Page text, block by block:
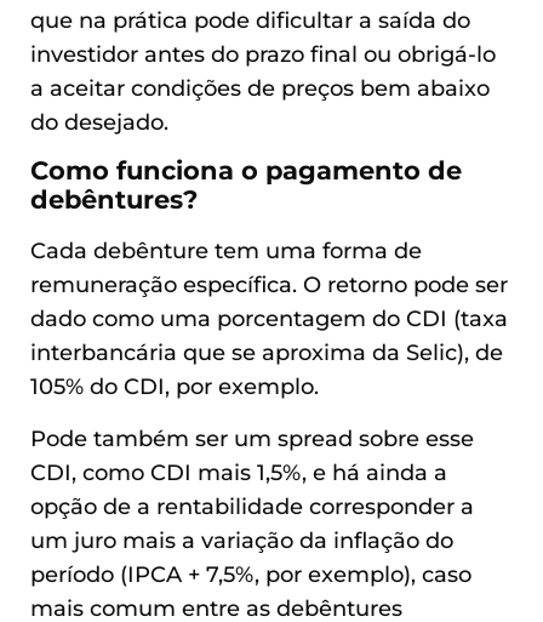
que na prática pode dificultar a saída do
investidor antes do prazo final ou obrigá-lo
a aceitar condições de preços bem abaixo
do desejado.
Como funciona o pagamento de
debêntures?
Cada debênture tem uma forma de
remuneração específica. O retorno pode ser
dado como uma porcentagem do CDI (taxa
interbancária que se aproxima da Selic), de
105% do CDI, por exemplo.
Pode também ser um spread sobre esse
CDI, como CDI mais 1,5%, e há ainda a
opção de a rentabilidade corresponder a
um juro mais a variação da inflação do
período (IPCA + 7,5%, por exemplo), caso
mais comum entre as debêntures